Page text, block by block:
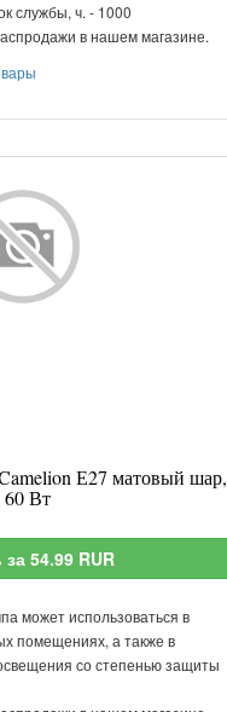
службы, ч. - 1000
в нашем магазине.
Е27 матовый шар,
60 Вт
за 54.99 RUR
может использоваться в
помещениях, а также в
со степенью защиты